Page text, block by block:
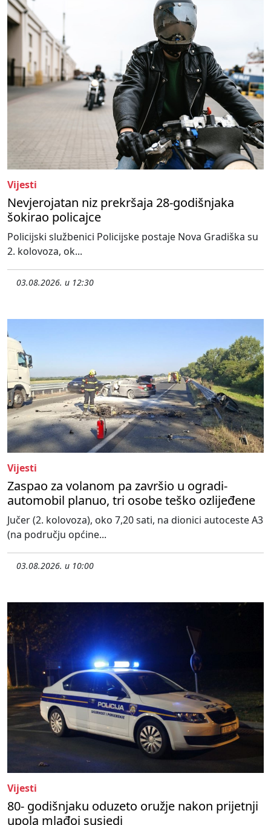
Vijesti
Nevjerojatan niz prekršaja 28-godišnjaka
šokirao policajce
Policijski službenici Policijske postaje Nova Gradiška su
2. kolovoza, ok...
03.08.2026. u 12:30
Vijesti
Zaspao za volanom pa završio u ogradi-
automobil planuo, tri osobe teško ozlijeđene
Jučer (2. kolovoza), oko 7,20 sati, na dionici autoceste A3
(na području općine...
03.08.2026. u 10:00
Vijesti
80- godišnjaku oduzeto oružje nakon prijetnji
upola mlađoj susjedi